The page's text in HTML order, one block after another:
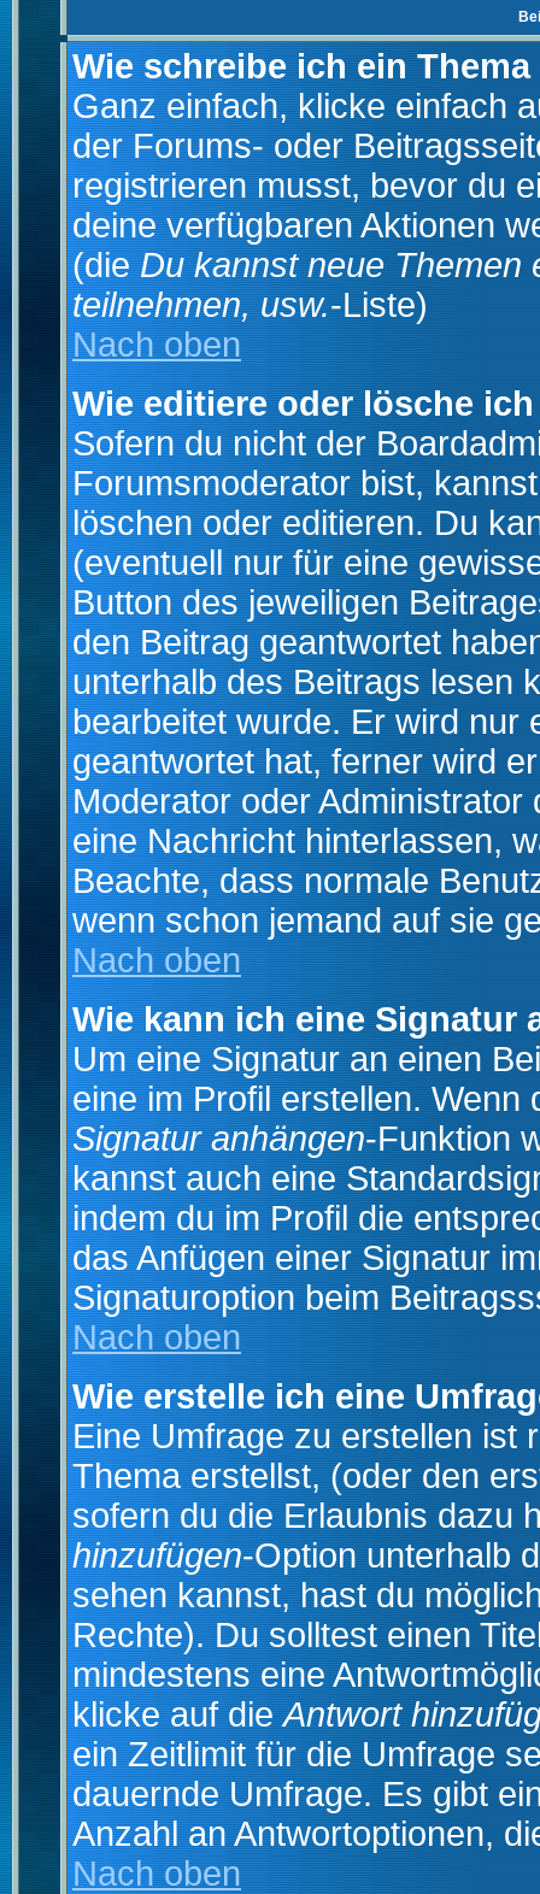
Wie schreibe ich ein
Ganz einfach, klicke einfach
der Forums- oder
registrieren musst, bevor du
deine verfügbaren Aktionen
(die Du kannst neue Themen
teilnehmen, usw.-Liste)
Nach oben
Wie editiere oder lösche
Sofern du nicht der
Forumsmoderator bist,
löschen oder editieren. Du
(eventuell nur für eine
Button des jeweiligen
den Beitrag geantwortet
unterhalb des Beitrags lesen
bearbeitet wurde. Er wird nur
geantwortet hat, ferner wird
Moderator oder
eine Nachricht hinterlassen,
Beachte, dass normale
wenn schon jemand auf sie
Nach oben
Wie kann ich eine Signatur
Um eine Signatur an einen
eine im Profil erstellen.
Signatur anhängen-Funktion
kannst auch eine
indem du im Profil die
das Anfügen einer Signatur
Signaturoption beim
Nach oben
Wie erstelle ich eine
Eine Umfrage zu erstellen ist
Thema erstellst, (oder den
sofern du die Erlaubnis dazu
hinzufügen-Option unterhalb
sehen kannst, hast du
Rechte). Du solltest einen
mindestens eine
klicke auf dieAntwort
ein Zeitlimit für die Umfrage
dauernde Umfrage. Es gibt
Anzahl an Antwortoptionen,
Nach oben